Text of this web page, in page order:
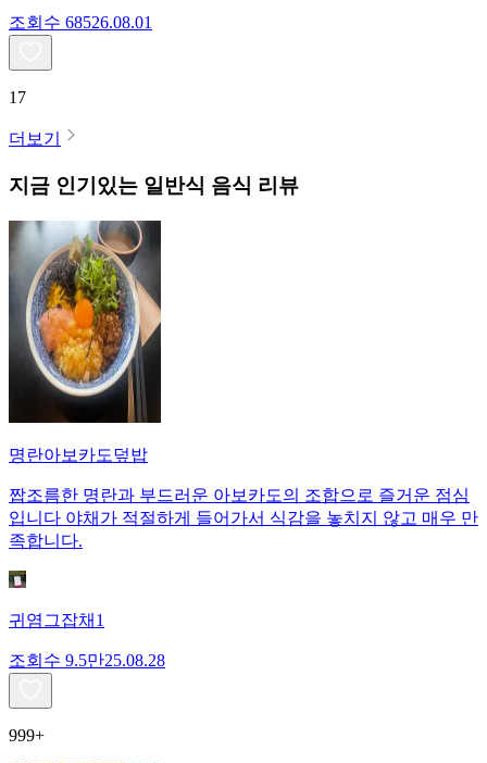
조회수 68526.08.01
17
더보기
지금 인기있는 일반식 음식 리뷰
명란아보카도덮밥
짭조름한 명란과 부드러운 아보카도의 조합으로 즐거운 점심
입니다 야채가 적절하게 들어가서 식감을 놓치지 않고 매우 만
족합니다.
귀염그잡채1
조회수 9.5만25.08.28
999+